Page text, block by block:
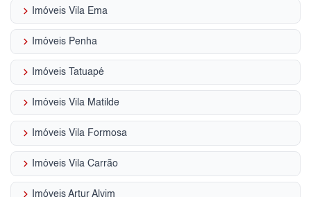
keyboard_arrow_right Imóveis Vila Ema
keyboard_arrow_right Imóveis Penha
keyboard_arrow_right Imóveis Tatuapé
keyboard_arrow_right Imóveis Vila Matilde
keyboard_arrow_right Imóveis Vila Formosa
keyboard_arrow_right Imóveis Vila Carrão
Imóveis Artur Alvim